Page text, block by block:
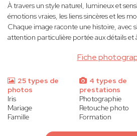
Fiche
À travers un style naturel, lumineux et
émotions vraies, les liens sincères et les
Chaque image raconte une histoire, avec
attention particulière portée aux détails et
25 types de
photos
Iris
Mariage
Famille
4 types de
prestations
Photographie
Retouche photo
Formation